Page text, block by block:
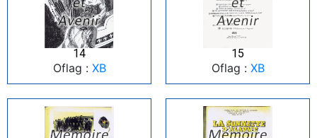
14
Oflag : XB
15
Oflag : XB